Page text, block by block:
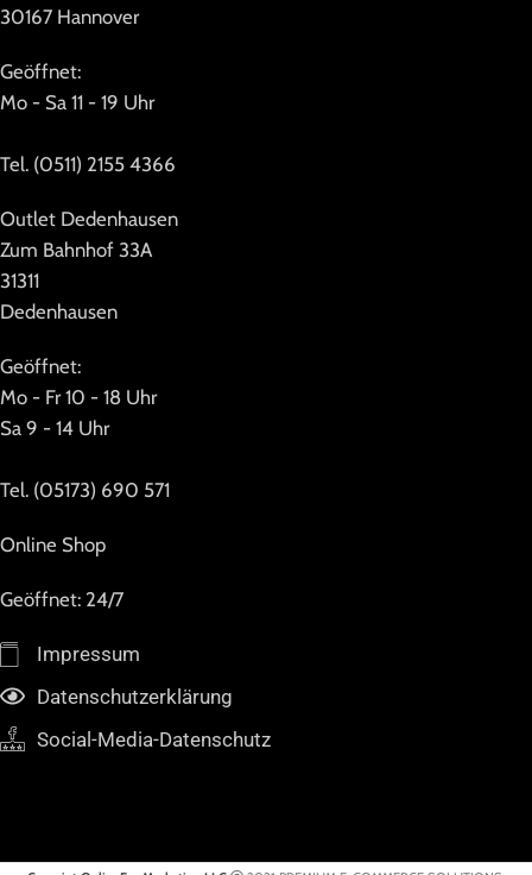
30167 Hannover
Geöffnet:
Mo - Sa 11 - 19 Uhr
Tel. (0511) 2155 4366
Outlet Dedenhausen
Zum Bahnhof 33A
31311
Dedenhausen
Geöffnet:
Mo - Fr 10 - 18 Uhr
Sa 9 - 14 Uhr
Tel. (05173) 690 571
Online Shop
Geöffnet: 24/7
Impressum
Datenschutzerklärung
Social-Media-Datenschutz